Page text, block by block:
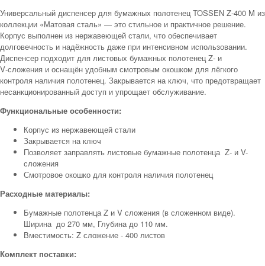
Универсальный диспенсер для бумажных полотенец TOSSEN Z‑400 M из
коллекции «Матовая сталь» — это стильное и практичное решение.
Корпус выполнен из нержавеющей стали, что обеспечивает
долговечность и надёжность даже при интенсивном использовании.
Диспенсер подходит для листовых бумажных полотенец Z‑ и
V‑сложения и оснащён удобным смотровым окошком для лёгкого
контроля наличия полотенец. Закрывается на ключ, что предотвращает
несанкционированный доступ и упрощает обслуживание.
Функциональные особенности:
Корпус из нержавеющей стали
Закрывается на ключ
Позволяет заправлять листовые бумажные полотенца Z- и V-
сложения
Смотровое окошко для контроля наличия полотенец
Расходные материалы:
Бумажные полотенца Z и V сложения (в сложенном виде).
Ширина до 270 мм, Глубина до 110 мм.
Вместимость: Z сложение - 400 листов
Комплект поставки: